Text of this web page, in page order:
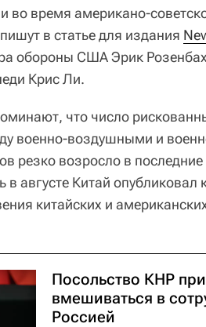
во время американо-
в статье для издания
обороны США Эрик Розенбах
Крис Ли.
что число
военно-воздушными и
резко возросло в
августе Китай
китайских и
Посольство КНР
вмешиваться в
Россией